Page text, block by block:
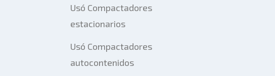
Usó Compactadores
estacionarios
Usó Compactadores
autocontenidos